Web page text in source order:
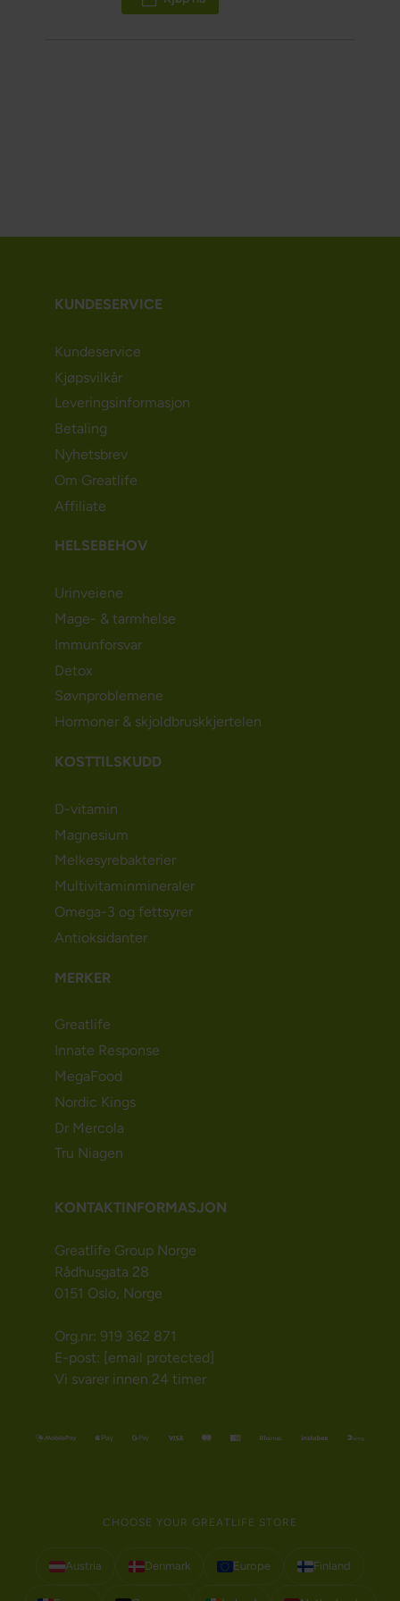
KUNDESERVICE
Kundeservice
Kjøpsvilkår
Leveringsinformasjon
Betaling
Nyhetsbrev
Om Greatlife
Affiliate
HELSEBEHOV
Urinveiene
Mage- & tarmhelse
Immunforsvar
Detox
Søvnproblemene
Hormoner & skjoldbruskkjertelen
KOSTTILSKUDD
D-vitamin
Magnesium
Melkesyrebakterier
Multivitaminmineraler
Omega-3 og fettsyrer
Antioksidanter
MERKER
Greatlife
Innate Response
MegaFood
Nordic Kings
Dr Mercola
Tru Niagen
KONTAKTINFORMASJON
Greatlife Group Norge
Rådhusgata 28
0151 Oslo, Norge
Org.nr: 919 362 871
E-post: [email protected]
Vi svarer innen 24 timer
CHOOSE YOUR GREATLIFE STORE
Austria Denmark Europe Finland